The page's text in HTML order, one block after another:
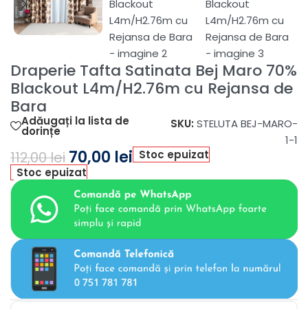
Draperie Tafta Satinata Bej Maro 70%
Blackout L4m/H2.76m cu Rejansa de
Bara
Adăugați la lista de
dorințe
SKU: STELUTA BEJ-MARO-
1-1
112,00lei 70,00 lei Stoc epuizat
Stoc epuizat